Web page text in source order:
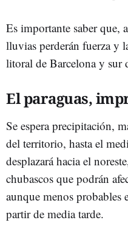
Es importante saber que,
lluvias perderán fuerza y
litoral de Barcelona y sur
El paraguas,
Se espera precipitación,
del territorio, hasta el
desplazará hacia el
chubascos que podrán
aunque menos probables
partir de media tarde.